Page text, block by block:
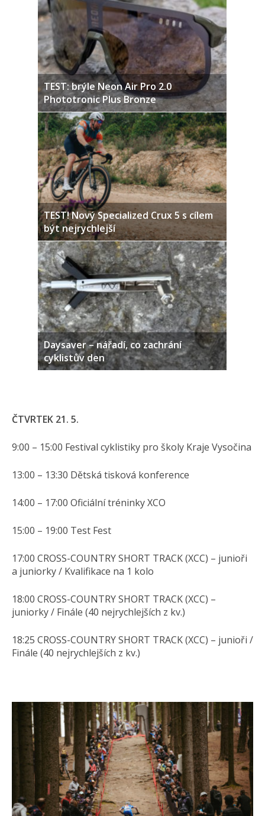
TEST: brýle Neon Air Pro 2.0
Phototronic Plus Bronze
TEST! Nový Specialized Crux 5 s cílem
být nejrychlejší
Daysaver – nářadí, co zachrání
cyklistův den
ČTVRTEK 21. 5.
9:00 – 15:00 Festival cyklistiky pro školy Kraje Vysočina
13:00 – 13:30 Dětská tisková konference
14:00 – 17:00 Oficiální tréninky XCO
15:00 – 19:00 Test Fest
17:00 CROSS-COUNTRY SHORT TRACK (XCC) – junioři
a juniorky / Kvalifikace na 1 kolo
18:00 CROSS-COUNTRY SHORT TRACK (XCC) –
juniorky / Finále (40 nejrychlejších z kv.)
18:25 CROSS-COUNTRY SHORT TRACK (XCC) – junioři /
Finále (40 nejrychlejších z kv.)